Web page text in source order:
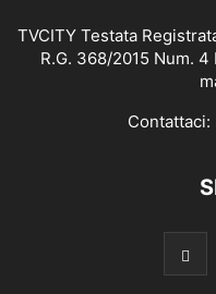
TVCITY Testata
R.G. 368/2015 Num.
Contattaci: